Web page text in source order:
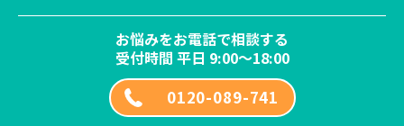
お悩みをお電話で相談する
受付時間 平日 9:00～18:00
0120-089-741